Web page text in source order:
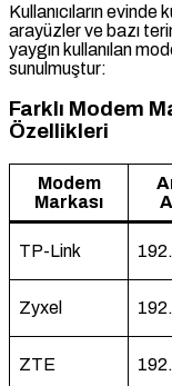
Kullanıcıların evinde
arayüzler ve bazı
yaygın kullanılan
sunulmuştur:
Farklı Modem
Özellikleri
Modem
Markası
TP-Link
Zyxel
ZTE